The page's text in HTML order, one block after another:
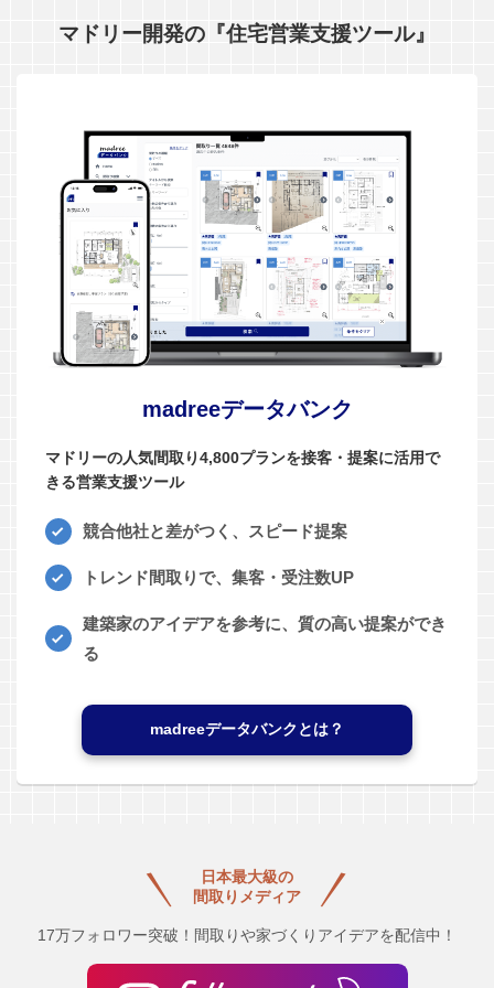
マドリー開発の『住宅営業支援ツール』
madreeデータバンク
マドリーの人気間取り4,800プランを接客・提案に活用で
きる営業支援ツール
競合他社と差がつく、スピード提案
トレンド間取りで、集客・受注数UP
建築家のアイデアを参考に、質の高い提案ができ
る
madreeデータバンクとは？
日本最大級の
間取りメディア
17万フォロワー突破！間取りや家づくりアイデアを配信中！